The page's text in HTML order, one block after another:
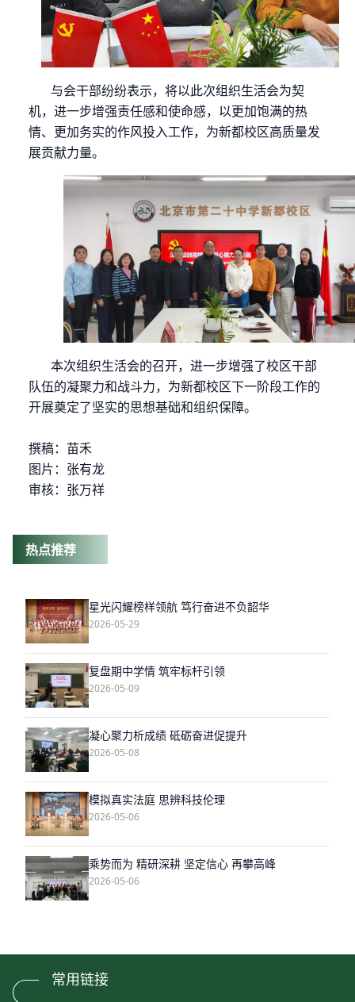
与会干部纷纷表示，将以此次组织生活会为契
机，进一步增强责任感和使命感，以更加饱满的热
情、更加务实的作风投入工作，为新都校区高质量发
展贡献力量。
本次组织生活会的召开，进一步增强了校区干部
队伍的凝聚力和战斗力，为新都校区下一阶段工作的
开展奠定了坚实的思想基础和组织保障。
撰稿：苗禾
图片：张有龙
审核：张万祥
热点推荐
星光闪耀榜样领航 笃行奋进不负韶华
2026-05-29
复盘期中学情 筑牢标杆引领
2026-05-09
凝心聚力析成绩 砥砺奋进促提升
2026-05-08
模拟真实法庭 思辨科技伦理
2026-05-06
乘势而为 精研深耕 坚定信心 再攀高峰
2026-05-06
常用链接